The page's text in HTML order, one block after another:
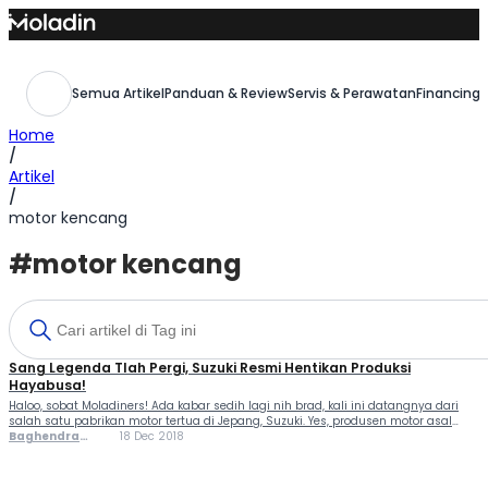
Skip
to
Semua ArtikelPanduan & ReviewServis & Perawatan
Home
/
Artikel
/
motor kencang
#motor kencang
Sang Legenda Tlah Pergi, Suzuki Resmi Hentikan Produksi
Hayabusa!
Haloo, sobat Moladiners! Ada kabar sedih lagi nih brad, kali ini datangnya dari
salah satu pabrikan motor tertua di Jepang, Suzuki. Yes, produsen motor asal
Hamamatsu Jepang ini memutuskan untuk hentikan produksi Hayabusa “Sang
Baghendra
18 Dec 2018